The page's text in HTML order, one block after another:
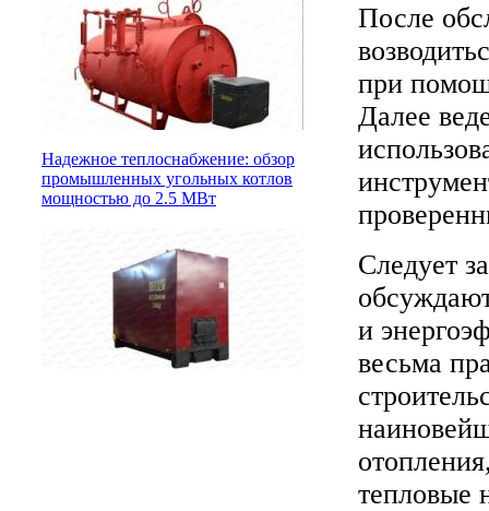
Надежное теплоснабжение: обзор
промышленных угольных котлов
мощностью до 2.5 МВт
После
при
Далее
Следует
и
весьма
тепловые